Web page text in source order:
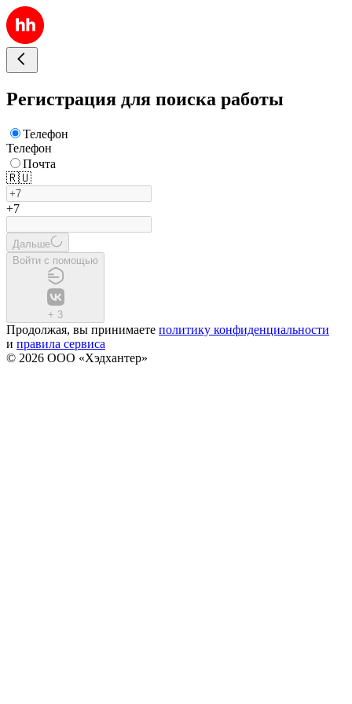
Регистрация для поиска работы
Телефон
Телефон
Почта
🇷🇺
+7
Дальше
Войти с помощью
+ 3
Продолжая, вы принимаете политику конфиденциальности
и правила сервиса
© 2026 ООО «Хэдхантер»